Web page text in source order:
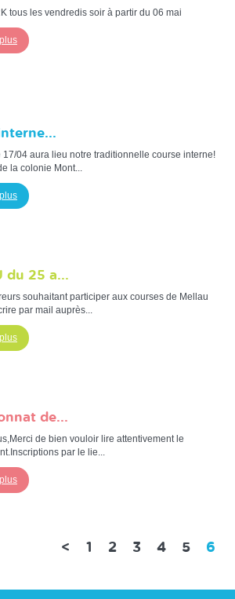
tous les vendredis soir à partir du 06 mai
17/04 aura lieu notre traditionnelle course interne!
la colonie Mont...
du 25 a...
souhaitant participer aux courses de Mellau
par mail auprès...
de...
de bien vouloir lire attentivement le
par le lie...
< 1 2 3 4 5 6